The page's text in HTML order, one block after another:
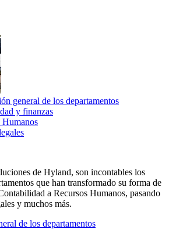
general de los departamentos
y finanzas
Humanos
de Hyland, son incontables los
que han transformado su forma de
a Recursos Humanos, pasando
y muchos más.
de los departamentos